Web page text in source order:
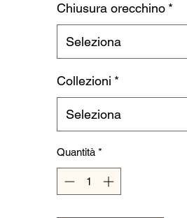
Chiusura orecchino *
Seleziona
Collezioni *
Seleziona
Quantità *